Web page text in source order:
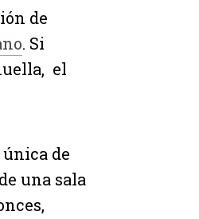
de
. Si
el
de
una sala